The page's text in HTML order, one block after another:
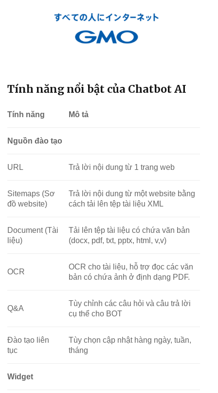
Tính năng nổi bật của Chatbot AI
Tính năng Mô tả
Nguồn đào tạo
URL Trả lời nội dung từ 1 trang web
Sitemaps (Sơ
đồ website)
Trả lời nội dung từ một website bằng
cách tải lên tệp tài liệu XML
Document (Tài
liệu)
Tải lên tệp tài liệu có chứa văn bản
(docx, pdf, txt, pptx, html, v,v)
OCR
OCR cho tài liệu, hỗ trợ đọc các văn
bản có chứa ảnh ở định dạng PDF.
Q&A
Tùy chỉnh các câu hỏi và câu trả lời
cụ thể cho BOT
Đào tạo liên
tục
Tùy chọn cập nhật hàng ngày, tuần,
tháng
Widget